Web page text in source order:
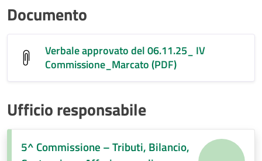
Documento
Verbale approvato del 06.11.25_ IV
Commissione_Marcato (PDF)
Ufficio responsabile
5^ Commissione – Tributi, Bilancio,